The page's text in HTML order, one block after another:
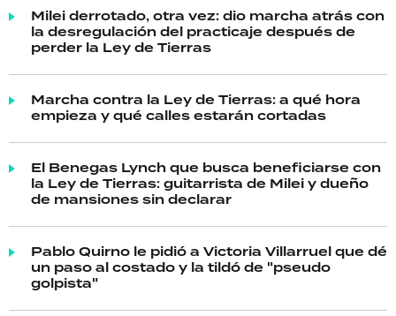
Milei derrotado, otra vez: dio marcha atrás con
la desregulación del practicaje después de
perder la Ley de Tierras
Marcha contra la Ley de Tierras: a qué hora
empieza y qué calles estarán cortadas
El Benegas Lynch que busca beneficiarse con
la Ley de Tierras: guitarrista de Milei y dueño
de mansiones sin declarar
Pablo Quirno le pidió a Victoria Villarruel que dé
un paso al costado y la tildó de "pseudo
golpista"